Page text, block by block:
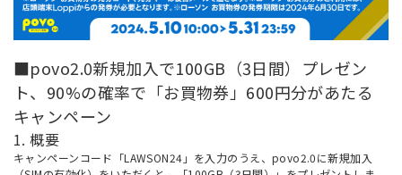
■povo2.0新規加入で100GB（3日間）プレゼン
ト、90%の確率で「お買物券」600円分があたる
キャンペーン
1. 概要
キャンペーンコード「LAWSON24」を入力のうえ、povo2.0に新規加入